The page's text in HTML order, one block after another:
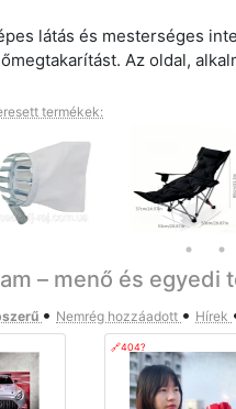
látás és mesterséges
Az oldal,
termékek:
– menő és
• Nemrég hozzáadott • Hírek
🔗404?